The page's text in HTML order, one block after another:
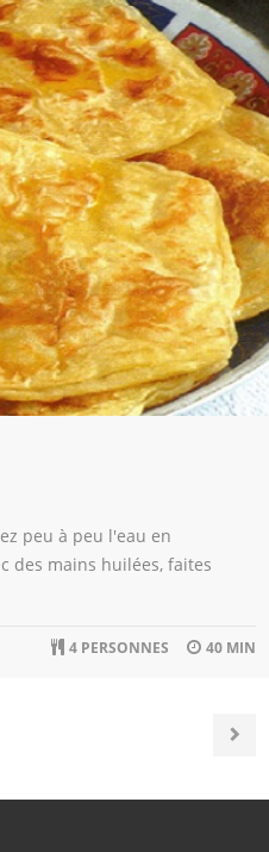
peu à peu l'eau en
des mains huilées, faites
40 MIN
4 PERSONNES